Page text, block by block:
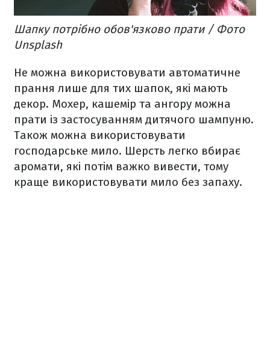
Шапку потрібно обов'язково прати / Фото
Unsplash
Не можна використовувати автоматичне
прання лише для тих шапок, які мають
декор. Мохер, кашемір та ангору можна
прати із застосуванням дитячого шампуню.
Також можна використовувати
господарське мило. Шерсть легко вбирає
аромати, які потім важко вивести, тому
краще використовувати мило без запаху.